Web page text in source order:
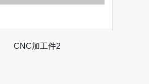
CNC加工件2